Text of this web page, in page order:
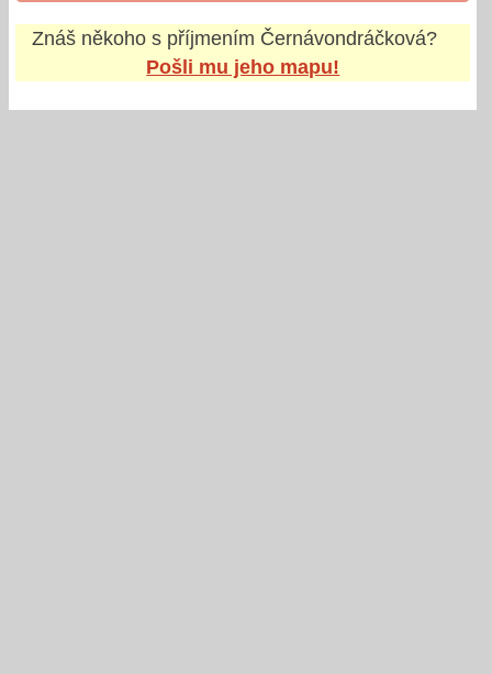
Znáš někoho s příjmením Černávondráčková?
Pošli mu jeho mapu!